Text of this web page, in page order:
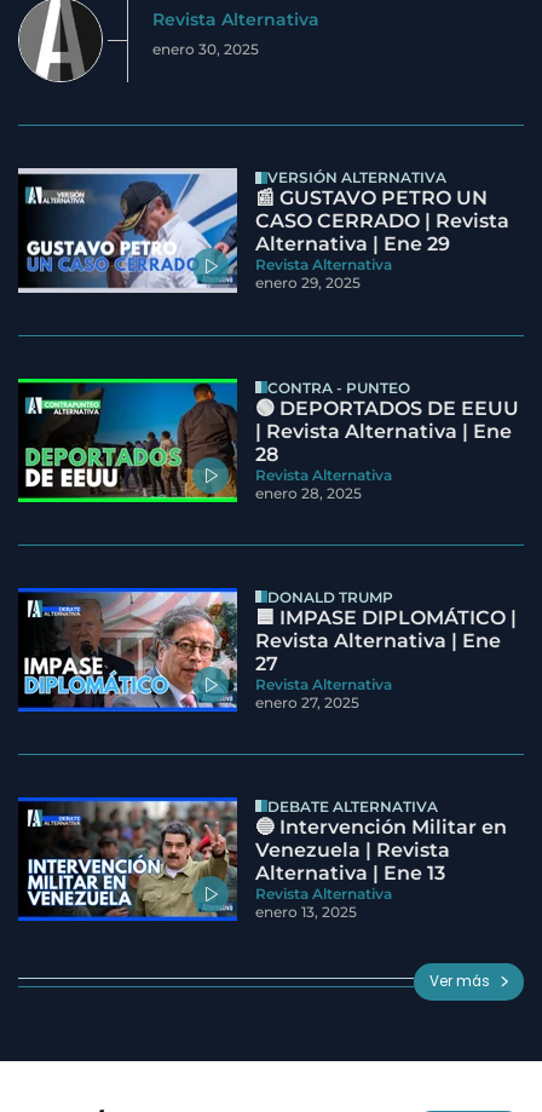
Revista Alternativa
enero 30, 2025
VERSIÓN ALTERNATIVA
📰 GUSTAVO PETRO UN
CASO CERRADO | Revista
Alternativa | Ene 29
Revista Alternativa
enero 29, 2025
CONTRA - PUNTEO
🟢 DEPORTADOS DE EEUU
| Revista Alternativa | Ene
28
Revista Alternativa
enero 28, 2025
DONALD TRUMP
🟦 IMPASE DIPLOMÁTICO |
Revista Alternativa | Ene
27
Revista Alternativa
enero 27, 2025
DEBATE ALTERNATIVA
🔵 Intervención Militar en
Venezuela | Revista
Alternativa | Ene 13
Revista Alternativa
enero 13, 2025
Ver más